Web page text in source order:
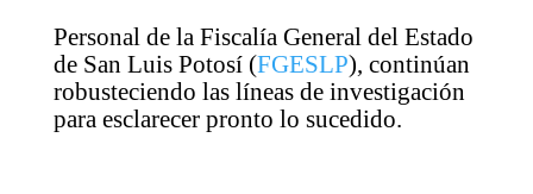
Personal de la Fiscalía General del Estado
de San Luis Potosí (FGESLP), continúan
robusteciendo las líneas de investigación
para esclarecer pronto lo sucedido.